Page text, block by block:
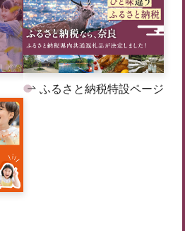
ふるさと納税特設ページ